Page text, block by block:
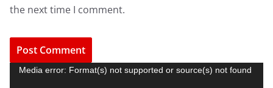
the next time I comment.
Media error: Format(s) not supported or source(s) not found